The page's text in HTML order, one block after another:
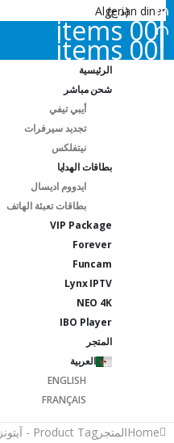
Algerian dinar
(د.ج)
00 items
00 items
الرئيسية
شحن مباشر
أيبي تيفي
تجديد سيرفرات
نيتفلكس
بطاقات الهدايا
ايدووم اديسال
بطاقات تعبئة الهاتف
VIP Package
Forever
Funcam
Lynx IPTV
NEO 4K
IBO Player
المتجر
العربية
ENGLISH
FRANÇAIS
Homeالمتجر Product Tag -
آيتونز